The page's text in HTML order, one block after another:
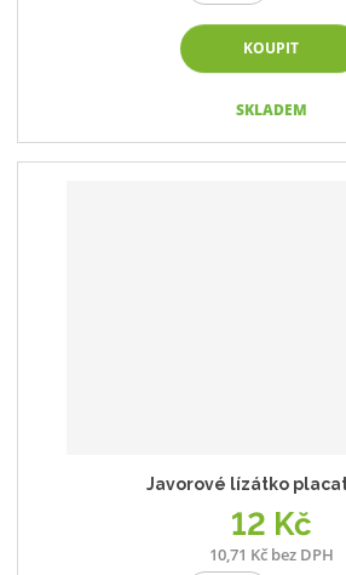
KOUPIT
SKLADEM
Javorové lízátko
12 Kč
10,71 Kč bez DPH